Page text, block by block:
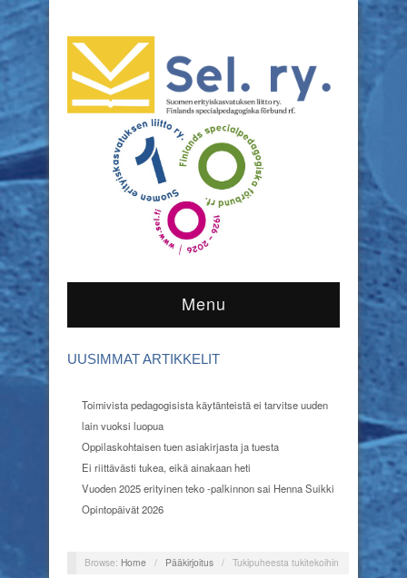
Menu
UUSIMMAT ARTIKKELIT
Toimivista pedagogisista käytänteistä ei tarvitse uuden
lain vuoksi luopua
Oppilaskohtaisen tuen asiakirjasta ja tuesta
Ei riittävästi tukea, eikä ainakaan heti
Vuoden 2025 erityinen teko -palkinnon sai Henna Suikki
Opintopäivät 2026
Browse: Home / Pääkirjoitus / Tukipuheesta tukitekoihin